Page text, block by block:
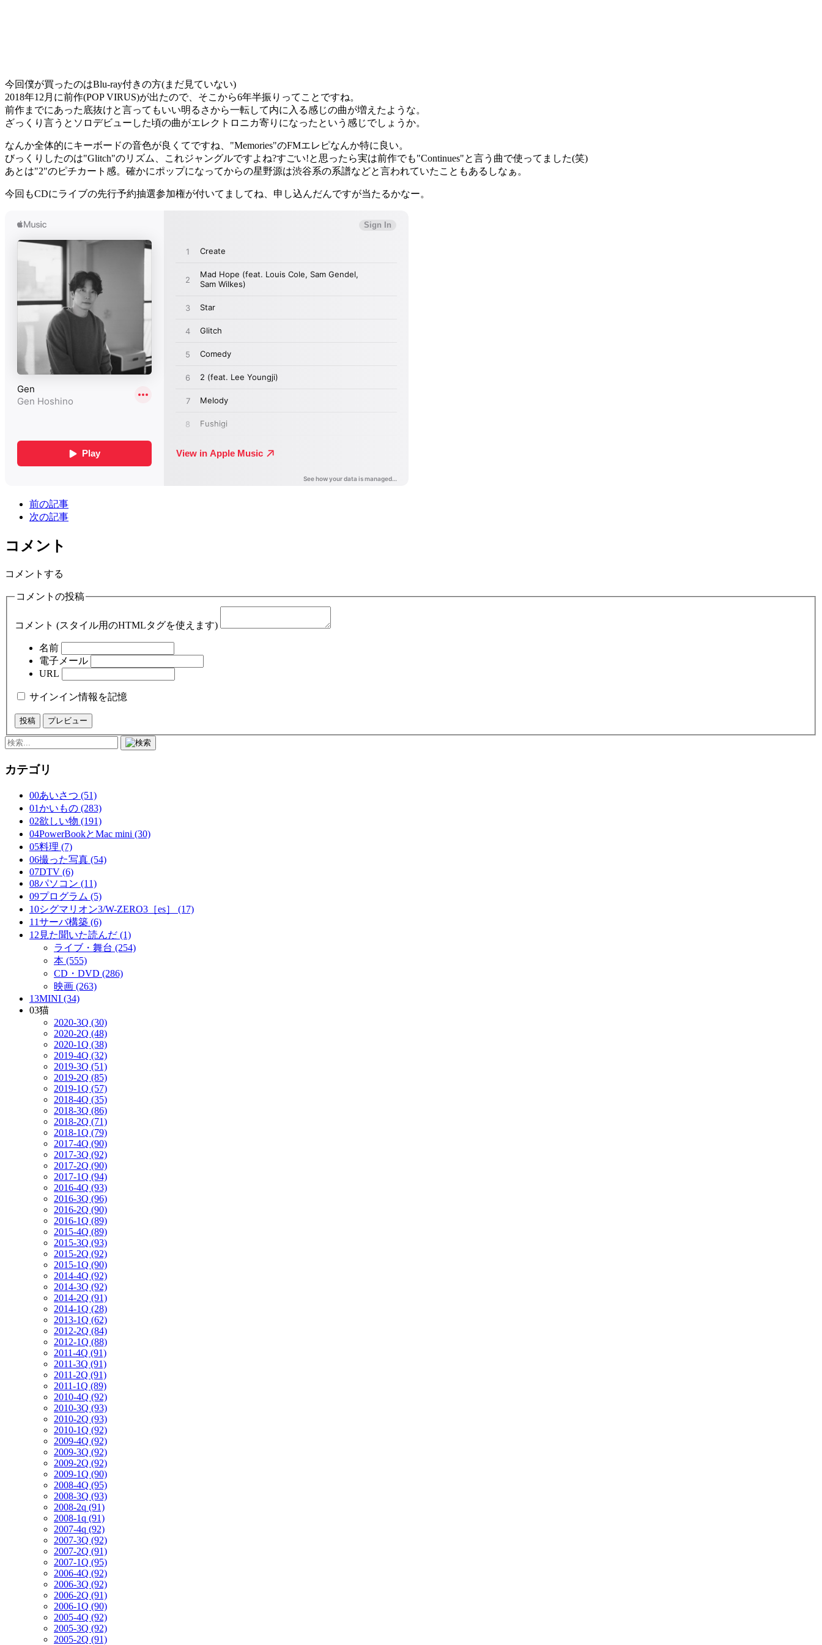
今回僕が買ったのはBlu-ray付きの方(まだ見ていない)
2018年12月に前作(POP VIRUS)が出たので、そこから6年半振りってことですね。
前作までにあった底抜けと言ってもいい明るさから一転して内に入る感じの曲が増えたような。
ざっくり言うとソロデビューした頃の曲がエレクトロニカ寄りになったという感じでしょうか。
なんか全体的にキーボードの音色が良くてですね、"Memories"のFMエレピなんか特に良い。
びっくりしたのは"Glitch"のリズム、これジャングルですよね?すごい!と思ったら実は前作でも"Continues"と言う曲で使ってました(笑)
あとは"2"のピチカート感。確かにポップになってからの星野源は渋谷系の系譜などと言われていたこともあるしなぁ。
今回もCDにライブの先行予約抽選参加権が付いてましてね、申し込んだんですが当たるかなー。
前の記事
次の記事
コメント
コメントする
コメントの投稿
コメント (スタイル用のHTMLタグを使えます)
名前
電子メール
URL
サインイン情報を記憶
カテゴリ
00あいさつ (51)
01かいもの (283)
02欲しい物 (191)
04PowerBookとMac mini (30)
05料理 (7)
06撮った写真 (54)
07DTV (6)
08パソコン (11)
09プログラム (5)
10シグマリオン3/W-ZERO3［es］ (17)
11サーバ構築 (6)
12見た聞いた読んだ (1)
ライブ・舞台 (254)
本 (555)
CD・DVD (286)
映画 (263)
13MINI (34)
03猫
2020-3Q (30)
2020-2Q (48)
2020-1Q (38)
2019-4Q (32)
2019-3Q (51)
2019-2Q (85)
2019-1Q (57)
2018-4Q (35)
2018-3Q (86)
2018-2Q (71)
2018-1Q (79)
2017-4Q (90)
2017-3Q (92)
2017-2Q (90)
2017-1Q (94)
2016-4Q (93)
2016-3Q (96)
2016-2Q (90)
2016-1Q (89)
2015-4Q (89)
2015-3Q (93)
2015-2Q (92)
2015-1Q (90)
2014-4Q (92)
2014-3Q (92)
2014-2Q (91)
2014-1Q (28)
2013-1Q (62)
2012-2Q (84)
2012-1Q (88)
2011-4Q (91)
2011-3Q (91)
2011-2Q (91)
2011-1Q (89)
2010-4Q (92)
2010-3Q (93)
2010-2Q (93)
2010-1Q (92)
2009-4Q (92)
2009-3Q (92)
2009-2Q (92)
2009-1Q (90)
2008-4Q (95)
2008-3Q (93)
2008-2q (91)
2008-1q (91)
2007-4q (92)
2007-3Q (92)
2007-2Q (91)
2007-1Q (95)
2006-4Q (92)
2006-3Q (92)
2006-2Q (91)
2006-1Q (90)
2005-4Q (92)
2005-3Q (92)
2005-2Q (91)